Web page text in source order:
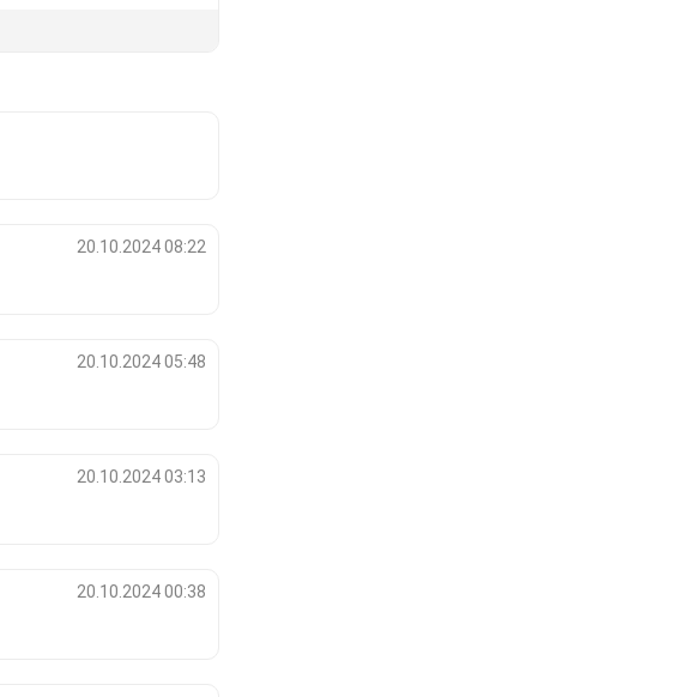
20.10.2024 08:22
20.10.2024 05:48
20.10.2024 03:13
20.10.2024 00:38